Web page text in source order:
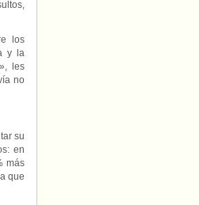
los
y la
les
no
su
en
más
que